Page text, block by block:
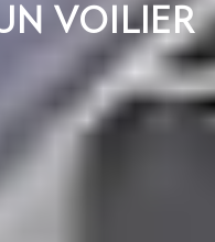
VOILIER